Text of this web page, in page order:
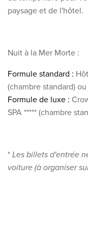
paysage et de l'hôtel.
Nuit à la Mer Morte :
Formule standard :
(chambre standard)
Formule de luxe :
SPA ***** (chambre
*Les billets d'entrée
voiture (à organiser